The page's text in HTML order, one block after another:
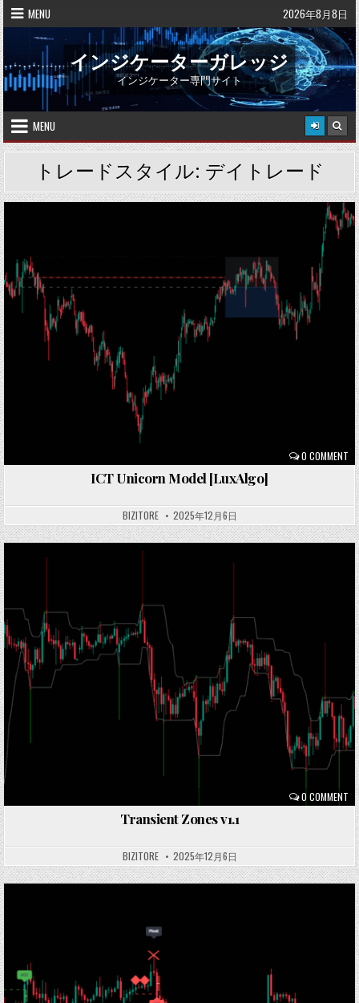
Skip
to
content
MENU 2026年8月8日
インジケーターガレッジ
インジケーター専門サイト
MENU
トレードスタイル: デイトレード
0 COMMENT
in
ICT Unicorn Model [LuxAlgo]
BIZITORE 2025年12月6日
0 COMMENT
Transient Zones v1.1
BIZITORE 2025年12月6日